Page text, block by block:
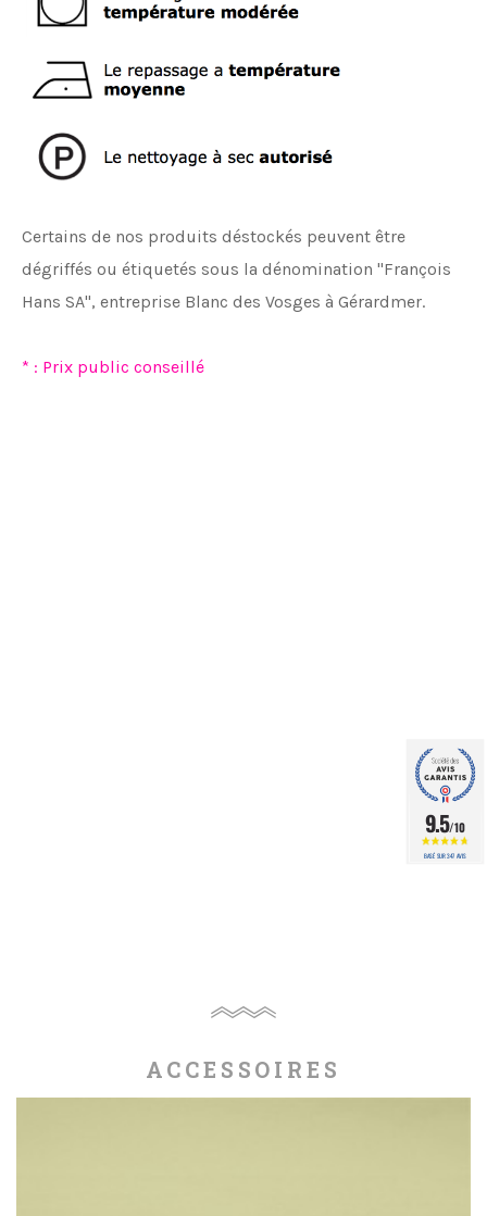
Certains de nos produits déstockés peuvent être
dégriffés ou étiquetés sous la dénomination "François
Hans SA", entreprise Blanc des Vosges à Gérardmer.
* : Prix public conseillé
ACCESSOIRES
9.5/10
BASÉ SUR 347 AVIS